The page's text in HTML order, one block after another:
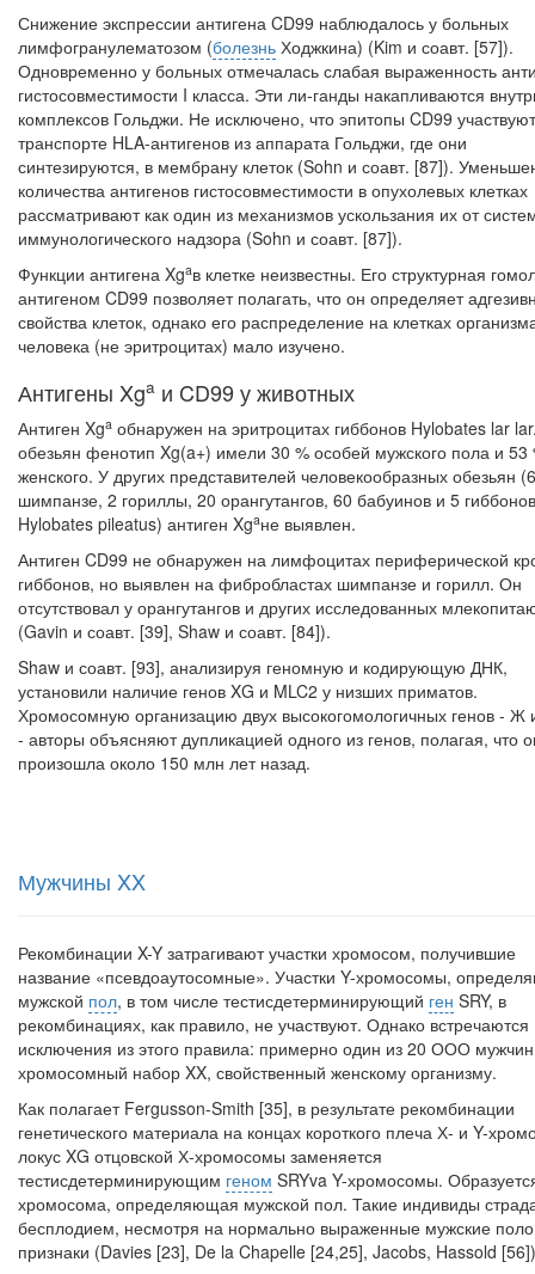
Снижение экспрессии антигена CD99 наблюдалось у больных
лимфограну­лематозом (болезнь Ходжкина) (Kim и соавт. [57]).
Одновременно у больных от­мечалась слабая выраженность
гистосовместимости I класса. Эти ли-ганды накапливаются
комплексов Гольджи. Не исключено, что эпито­пы CD99
транспорте HLA-антигенов из аппарата Гольджи, где они
синтезируются, в мембрану клеток (Sohn и соавт. [87]).
количества антигенов гистосовместимости в опухолевых клетках
рассматривают как один из механизмов ускользания их от
иммунологического надзора (Sohn и соавт. [87]).
Функции антигена Xgaв клетке неизвестны. Его структурная
ан­тигеном CD99 позволяет полагать, что он определяет
свойства кле­ток, однако его распределение на клетках
человека (не эритроцитах) мало изучено.
Антигены Xga и CD99 у животных
Антиген Xga обнаружен на эритроцитах гиббонов Hylobates lar
обезьян фенотип Xg(a+) имели 30 % особей мужского пола и 53
женско­го. У других представителей человекообразных обезьян
шимпанзе, 2 горил­лы, 20 орангутангов, 60 бабуинов и 5 гиббонов
Hylobates pileatus) антиген Xgaне выявлен.
Антиген CD99 не обнаружен на лимфоцитах периферической
гиббо­нов, но выявлен на фибробластах шимпанзе и горилл. Он
отсутствовал у оран­гутангов и других исследованных
(Gavin и соавт. [39], Shaw и соавт. [84]).
Shaw и соавт. [93], анализируя геномную и кодирующую ДНК,
установи­ли наличие генов XG и MLC2 у низших приматов.
Хромосомную организацию двух высокогомологичных генов -
- авторы объясняют дупликацией одного из генов, полагая, что
произошла около 150 млн лет назад.
Мужчины XX
Рекомбинации X-Y затрагивают участки хромосом, получившие
название «псевдоаутосомные». Участки Y-хромосомы,
мужской пол, в том числе тестисдетерминирующий ген SRY, в
рекомбинациях, как правило, не участву­ют. Однако встречаются
исключения из этого правила: примерно один из 20 ООО
хромосомный набор XX, свойственный женскому организму.
Как полагает Fergusson-Smith [35], в результате рекомбинации
генетическо­го материала на концах короткого плеча Х- и Y-
локус XG отцовской Х-хромосомы заменяется
тестисдетерминирующим геном SRYva Y-хромосомы.
хромосома, определяющая мужской пол. Такие индивиды
бесплодием, несмотря на нормально выраженные мужские
призна­ки (Davies [23], De la Chapelle [24,25], Jacobs, Hassold